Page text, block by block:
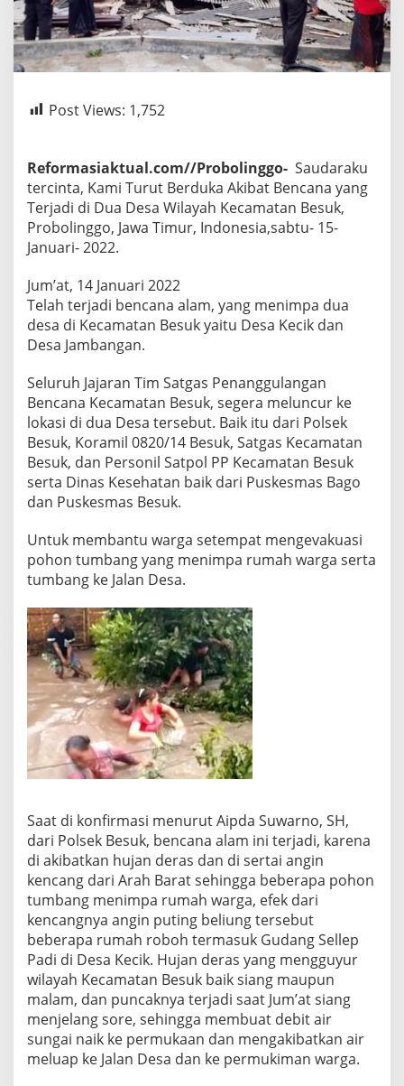
Post Views: 1,752
Reformasiaktual.com//Probolinggo- Saudaraku
tercinta, Kami Turut Berduka Akibat Bencana yang
Terjadi di Dua Desa Wilayah Kecamatan Besuk,
Probolinggo, Jawa Timur, Indonesia,sabtu- 15-
Januari- 2022.
Jum’at, 14 Januari 2022
Telah terjadi bencana alam, yang menimpa dua
desa di Kecamatan Besuk yaitu Desa Kecik dan
Desa Jambangan.
Seluruh Jajaran Tim Satgas Penanggulangan
Bencana Kecamatan Besuk, segera meluncur ke
lokasi di dua Desa tersebut. Baik itu dari Polsek
Besuk, Koramil 0820/14 Besuk, Satgas Kecamatan
Besuk, dan Personil Satpol PP Kecamatan Besuk
serta Dinas Kesehatan baik dari Puskesmas Bago
dan Puskesmas Besuk.
Untuk membantu warga setempat mengevakuasi
pohon tumbang yang menimpa rumah warga serta
tumbang ke Jalan Desa.
Saat di konfirmasi menurut Aipda Suwarno, SH,
dari Polsek Besuk, bencana alam ini terjadi, karena
di akibatkan hujan deras dan di sertai angin
kencang dari Arah Barat sehingga beberapa pohon
tumbang menimpa rumah warga, efek dari
kencangnya angin puting beliung tersebut
beberapa rumah roboh termasuk Gudang Sellep
Padi di Desa Kecik. Hujan deras yang mengguyur
wilayah Kecamatan Besuk baik siang maupun
malam, dan puncaknya terjadi saat Jum’at siang
menjelang sore, sehingga membuat debit air
sungai naik ke permukaan dan mengakibatkan air
meluap ke Jalan Desa dan ke permukiman warga.